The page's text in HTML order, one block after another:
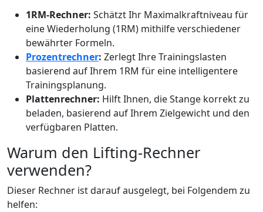
1RM-Rechner: Schätzt Ihr Maximalkraftniveau für
eine Wiederholung (1RM) mithilfe verschiedener
bewährter Formeln.
Prozentrechner: Zerlegt Ihre Trainingslasten
basierend auf Ihrem 1RM für eine intelligentere
Trainingsplanung.
Plattenrechner: Hilft Ihnen, die Stange korrekt zu
beladen, basierend auf Ihrem Zielgewicht und den
verfügbaren Platten.
Warum den Lifting-Rechner
verwenden?
Dieser Rechner ist darauf ausgelegt, bei Folgendem zu
helfen: